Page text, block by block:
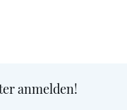
anmelden!